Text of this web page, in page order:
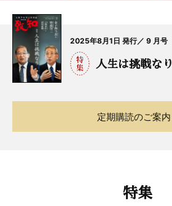
2025年8月1日 発行／ 9 月号
人生は挑戦なり
定期購読のご案内
特集